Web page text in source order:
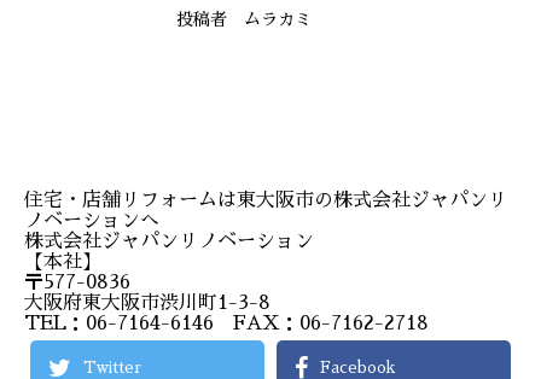
投稿者 ムラカミ
住宅・店舗リフォームは東大阪市の株式会社ジャパンリ
ノベーションへ
株式会社ジャパンリノベーション
【本社】
〒577-0836
大阪府東大阪市渋川町1-3-8
TEL：06-7164-6146 FAX：06-7162-2718
Twitter Facebook